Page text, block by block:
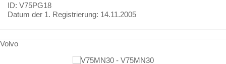
ID: V75PG18
Datum der 1. Registrierung: 14.11.2005
Volvo